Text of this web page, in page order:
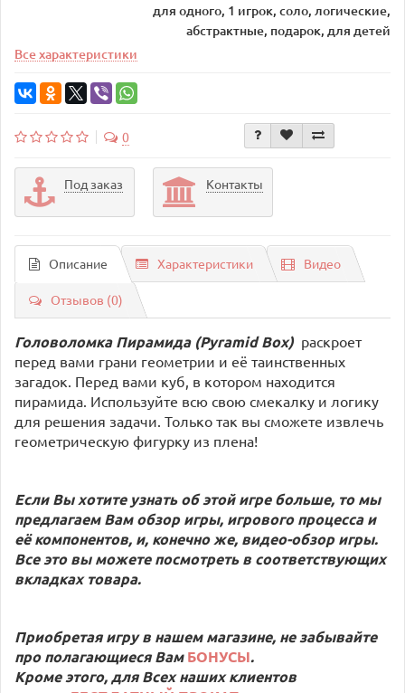
для одного, 1 игрок, соло, логические,
абстрактные, подарок, для детей
Все характеристики
0
Под заказ Контакты
Описание Характеристики Видео
Отзывов (0)
Головоломка Пирамида (Pyramid Box) раскроет
перед вами грани геометрии и её таинственных
загадок. Перед вами куб, в котором находится
пирамида. Используйте всю свою смекалку и логику
для решения задачи. Только так вы сможете извлечь
геометрическую фигурку из плена!
Если Вы хотите узнать об этой игре больше, то мы
предлагаем Вам обзор игры, игрового процесса и
её компонентов, и, конечно же, видео-обзор игры.
Все это вы можете посмотреть в соответствующих
вкладках товара.
Приобретая игру в нашем магазине, не забывайте
про полагающиеся Вам БОНУСЫ.
Кроме этого, для Всех наших клиентов